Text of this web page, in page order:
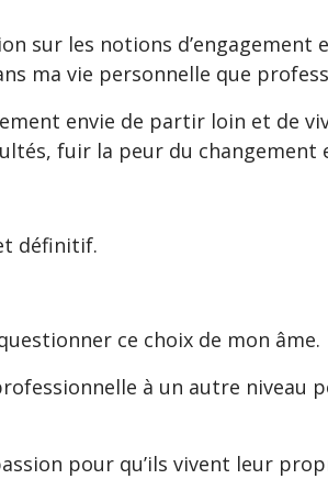
sur les notions
ma vie personnelle que
envie de partir loin et de
fuir la peur du changement
définitif.
ce choix de mon âme.
à un autre
pour qu’ils vivent leur